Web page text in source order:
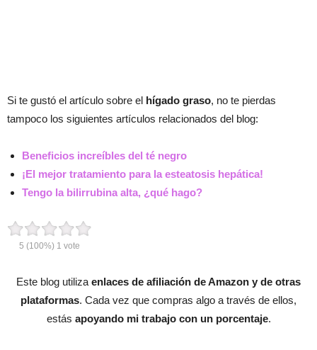
Si te gustó el artículo sobre el hígado graso, no te pierdas
tampoco los siguientes artículos relacionados del blog:
Beneficios increíbles del té negro
¡El mejor tratamiento para la esteatosis hepática!
Tengo la bilirrubina alta, ¿qué hago?
5 (100%) 1 vote
Este blog utiliza enlaces de afiliación de Amazon y de otras
plataformas. Cada vez que compras algo a través de ellos,
estás apoyando mi trabajo con un porcentaje.